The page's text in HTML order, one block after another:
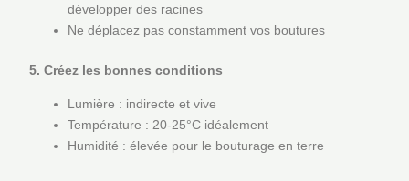
développer des racines
Ne déplacez pas constamment vos boutures
5. Créez les bonnes conditions
Lumière : indirecte et vive
Température : 20-25°C idéalement
Humidité : élevée pour le bouturage en terre